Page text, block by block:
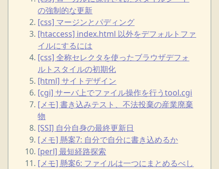
の強制的な更新
[css] マージンとパディング
[htaccess] index.html 以外をデフォルトファ
イルにするには
[css] 全称セレクタを使ったブラウザデフォ
ルトスタイルの初期化
[html] サイトデザイン
[cgi] サーバ上でファイル操作を行うtool.cgi
[メモ] 書き込みテスト、不法投棄の産業廃棄
物
[SSI] 自分自身の最終更新日
[メモ] 懸案7: 自分で自分に書き込めるか
[perl] 最短経路探索
[メモ] 懸案6: ファイルは一つにまとめるべし